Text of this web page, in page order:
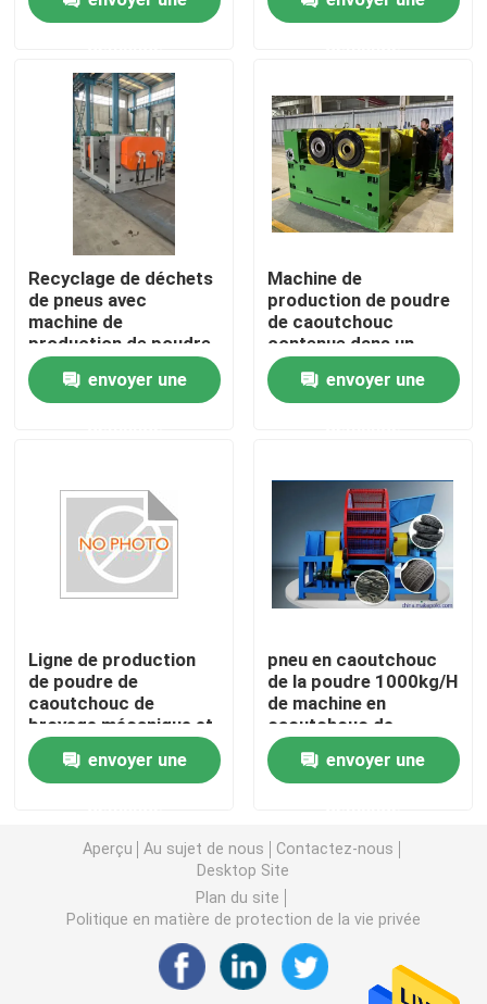
Vidéos
Au sujet de nous
Visite d'usine
Contrôle de qualité
Contactez-nous
Nouvelles
Machine de processus en caoutchouc
Machine en caoutchouc de moulin de mélange
Machine en caoutchouc de malaxeur
Mélangeur en caoutchouc de Banbury
Presse de vulcanisation en caoutchouc
Ligne en caoutchouc reprise de feuille
Ligne de recyclage du plastique
1200
production pour
diverses industries
Recyclage de déchets
de pneus avec
machine de
production de poudre
de caoutchouc
modèle LP-800
Shredder
envoyer une
Machine de
production de poudre
de caoutchouc
contenue dans un
écran de tremblement
envoyer une
Ligne de production
de poudre de
caoutchouc de
broyage mécanique et
de tamisage
envoyer une
pneu en caoutchouc
de la poudre 1000kg/H
de machine en
caoutchouc de
production réutilisant
l'équipementenvoyer une
Aperçu Au sujet de nous
Contactez-nous
Desktop Site
Plan du site
Politique en matière de protection de la vie privée